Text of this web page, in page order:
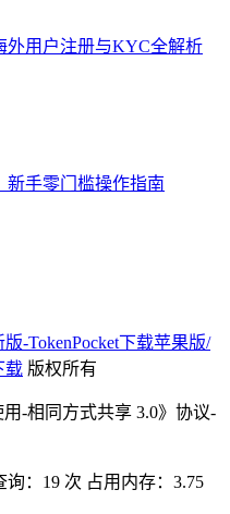
外用户注册与KYC全解析
新手零门槛操作指南
-TokenPocket下载苹果版/
载 版权所有
-相同方式共享 3.0》协议-
：19 次 占用内存：3.75